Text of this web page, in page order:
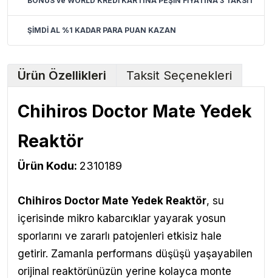
ŞİMDİ AL %1 KADAR PARA PUAN KAZAN
Ürün Özellikleri Taksit Seçenekleri
Chihiros Doctor Mate Yedek
Reaktör
Ürün Kodu: 2310189
Chihiros Doctor Mate Yedek Reaktör, su
içerisinde mikro kabarcıklar yayarak yosun
sporlarını ve zararlı patojenleri etkisiz hale
getirir. Zamanla performans düşüşü yaşayabilen
orijinal reaktörünüzün yerine kolayca monte